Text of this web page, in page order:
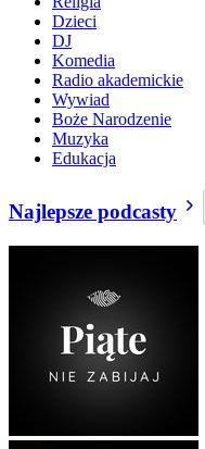
Dzieci
DJ
Komedia
Radio akademickie
Wywiad
Boże Narodzenie
Muzyka
Edukacja
Najlepsze podcasty